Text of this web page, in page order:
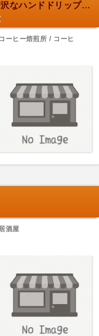
熊本の古民家で味わう 贅沢なハンドドリップ珈琲
ーヒー焙煎所 / コーヒ
酒屋